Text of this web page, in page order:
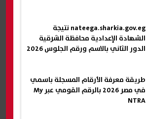
nateega.sharkia.gov.eg نتيجة
الشهادة الإعدادية محافظة الشرقية
الدور الثاني بالاسم ورقم الجلوس 2026
طريقة معرفة الأرقام المسجلة باسمي
في مصر 2026 بالرقم القومي عبر My
NTRA